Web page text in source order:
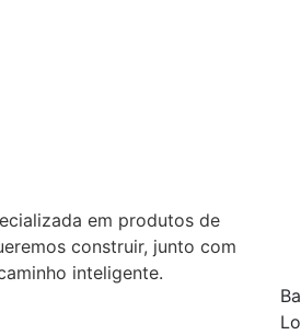
em produtos de
construir, junto com
inteligente.